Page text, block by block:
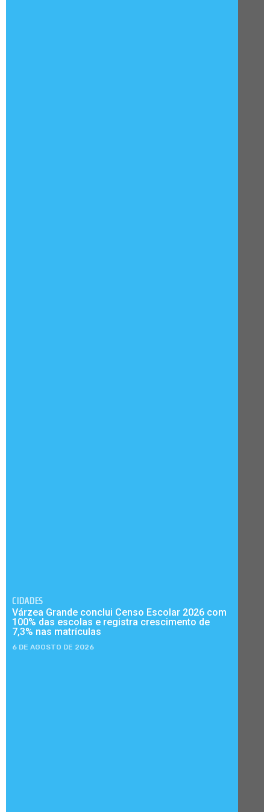
CIDADES
Várzea Grande conclui Censo Escolar 2026 com
100% das escolas e registra crescimento de
7,3% nas matrículas
6 DE AGOSTO DE 2026